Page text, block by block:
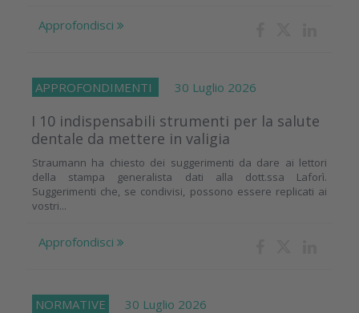
Approfondisci
APPROFONDIMENTI 30 Luglio 2026
I 10 indispensabili strumenti per la salute
dentale da mettere in valigia
Straumann ha chiesto dei suggerimenti da dare ai lettori
della stampa generalista dati alla dott.ssa Laforì.
Suggerimenti che, se condivisi, possono essere replicati ai
vostri...
Approfondisci
NORMATIVE 30 Luglio 2026